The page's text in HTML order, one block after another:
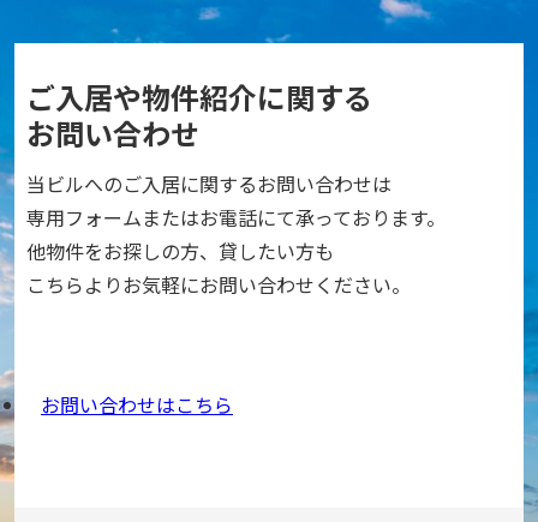
ご入居や物件紹介に関する
お問い合わせ
当ビルへのご入居に関するお問い合わせは
専用フォームまたはお電話にて承っております。
他物件をお探しの方、貸したい方も
こちらよりお気軽にお問い合わせください。
お問い合わせはこちら